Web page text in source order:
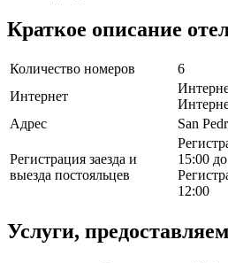
Краткое описание
Количество номеров
6
Интернет
Адрес
San
Регистрация заезда и
выезда постояльцев
15:00
12:00
Услуги,